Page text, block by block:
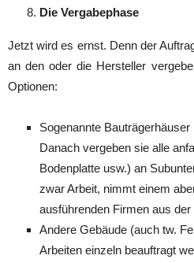
Die Vergabephase
Jetzt wird es ernst. Denn der
an den oder die Hersteller
Optionen:
Sogenannte
Danach vergeben sie alle
Bodenplatte usw.) an
zwar Arbeit, nimmt einem
ausführenden Firmen aus der
Andere Gebäude (auch tw.
Arbeiten einzeln beauftragt